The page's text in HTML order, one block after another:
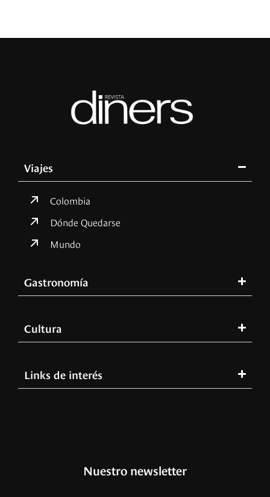
Viajes
Colombia
Dónde Quedarse
Mundo
Gastronomía
Cultura
Links de interés
Nuestro newsletter